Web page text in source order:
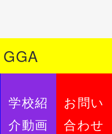
学校紹
介動画
お問い
合わせ